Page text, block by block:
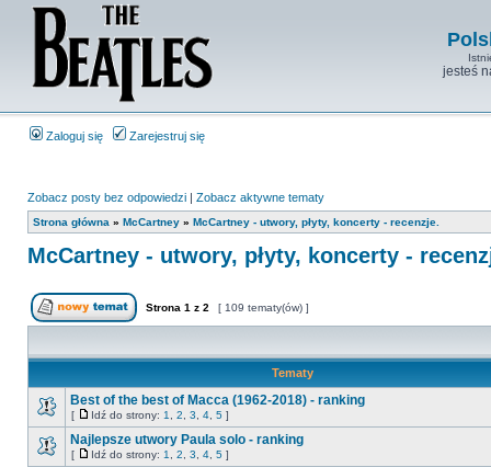
jesteś
Zaloguj się Zarejestruj się
Zobacz posty bez odpowiedzi | Zobacz aktywne tematy
Strona główna » McCartney » McCartney - utwory, płyty, koncerty - recenzje.
McCartney - utwory, płyty, koncerty -
Strona 1 z 2 [ 109 tematy(ów) ]
Tematy
Best of the best of Macca (1962-2018) - ranking
[ Idź do strony: 1 2 3 4 5 ]
Najlepsze utwory Paula solo - ranking
[ Idź do strony: 1 2 3 4 5 ]